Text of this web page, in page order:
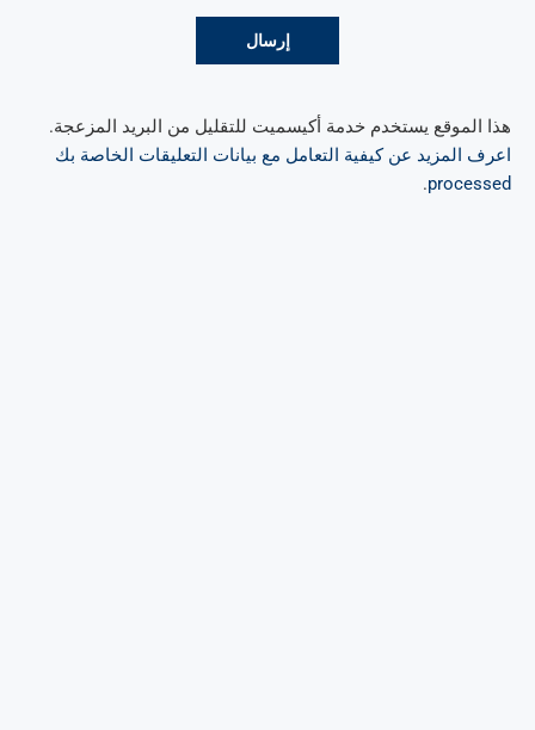
هذا الموقع يستخدم خدمة أكيسميت للتقليل من البريد المزعجة.
اعرف المزيد عن كيفية التعامل مع بيانات التعليقات الخاصة بك
processed
.